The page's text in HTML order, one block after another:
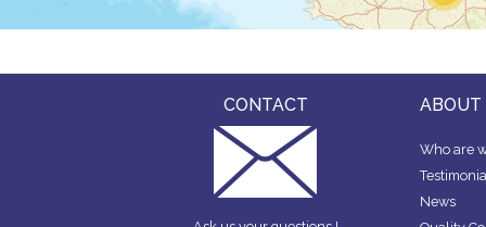
3
6
8
CONTACT ABOUT
Who are
News